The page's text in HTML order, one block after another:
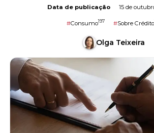
Data de publicação 15 de
#Consumo197 #Sobre Crédito
Olga Teixeira